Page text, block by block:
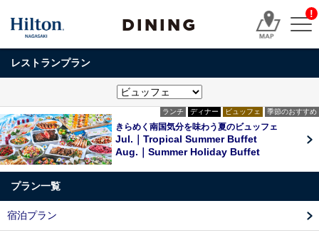
DINING
!
レストランプラン
ランチ ディナー ビュッフェ 季節のおすすめ
きらめく南国気分を味わう夏のビュッフェ
Jul.｜Tropical Summer Buffet
Aug.｜Summer Holiday Buffet
プラン一覧
宿泊プラン